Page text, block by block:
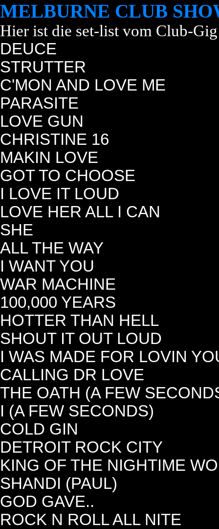
MELBURNE CLUB
Hier ist die set-list vom Club-
DEUCE
STRUTTER
C'MON AND LOVE ME
PARASITE
LOVE GUN
CHRISTINE 16
MAKIN LOVE
GOT TO CHOOSE
I LOVE IT LOUD
LOVE HER ALL I CAN
SHE
ALL THE WAY
I WANT YOU
WAR MACHINE
100,000 YEARS
HOTTER THAN HELL
SHOUT IT OUT LOUD
I WAS MADE FOR LOVIN
CALLING DR LOVE
THE OATH (A FEW
I (A FEW SECONDS)
COLD GIN
DETROIT ROCK CITY
KING OF THE NIGHTIME
SHANDI (PAUL)
GOD GAVE..
ROCK N ROLL ALL NITE